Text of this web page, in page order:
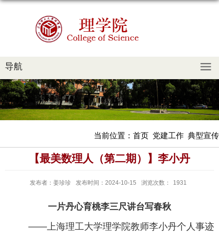
导航
当前位置： 首页 党建工作 典型宣传
【最美数理人（第二期）】李小丹
发布者：姜珍珍 发布时间：2024-10-15 浏览次数： 1931
一片丹心育桃李三尺讲台写春秋
——上海理工大学理学院教师李小丹个人事迹